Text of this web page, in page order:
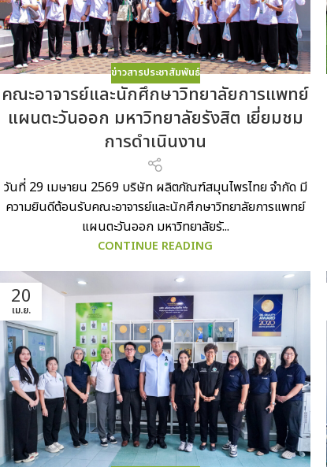
ข่าวสารประชาสัมพันธ์
คณะอาจารย์และนักศึกษาวิทยาลัยการแพทย์
แผนตะวันออก มหาวิทยาลัยรังสิต เยี่ยมชม
การดำเนินงาน
วันที่ 29 เมษายน 2569 บริษัท ผลิตภัณฑ์สมุนไพรไทย จำกัด มี
ความยินดีต้อนรับคณะอาจารย์และนักศึกษาวิทยาลัยการแพทย์
แผนตะวันออก มหาวิทยาลัยรั...
CONTINUE READING
20
เม.ย.